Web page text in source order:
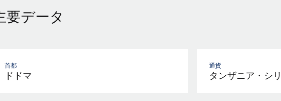
要データ
首都
ドドマ
通貨
タンザニア・シ